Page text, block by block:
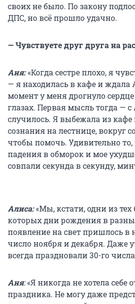
своих не было. По закону
ДПС, но всё прошло удачно.
— Чувствуете друг друга на
Аня:«Когда сестре плохо, я
— я находилась в кафе и ждала
момент у меня дрогнуло
глазах. Первая мысль тогда —
случилось. Я выбежала из кафе
сознания на лестнице, вокруг
чтобы помочь. Удивительно
падения в обморок и мое
совпали секунда в секунду,
Алиса:«Мы, кстати, одни из тех
которых дни рождения в
появление на свет пришлось в
число ноября и декабря. Даже
всегда праздновали 30-го
Аня:«Я никогда не хотела себе
праздника. Не могу даже